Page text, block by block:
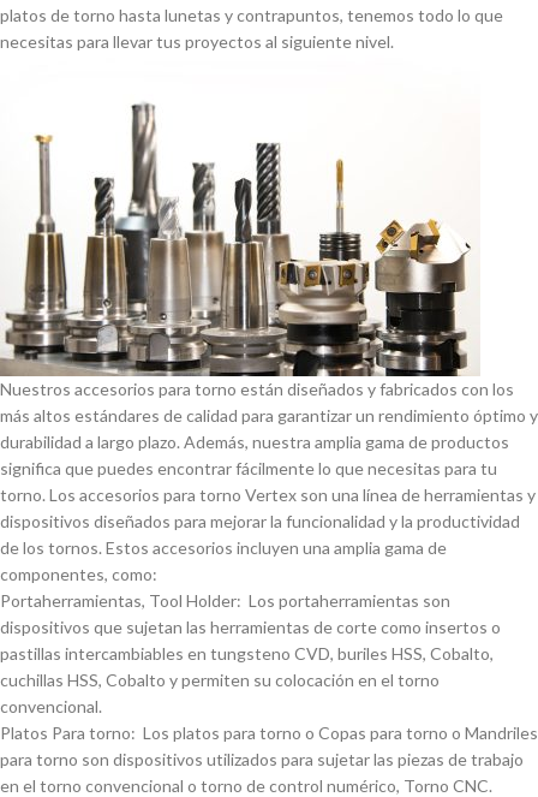
platos de torno hasta lunetas y contrapuntos, tenemos todo lo que
necesitas para llevar tus proyectos al siguiente nivel.
Nuestros accesorios para torno están diseñados y fabricados con los
más altos estándares de calidad para garantizar un rendimiento óptimo y
durabilidad a largo plazo. Además, nuestra amplia gama de productos
significa que puedes encontrar fácilmente lo que necesitas para tu
torno. Los accesorios para torno Vertex son una lí­nea de herramientas y
dispositivos diseñados para mejorar la funcionalidad y la productividad
de los tornos. Estos accesorios incluyen una amplia gama de
componentes, como:
Portaherramientas, Tool Holder: Los portaherramientas son
dispositivos que sujetan las herramientas de corte como insertos o
pastillas intercambiables en tungsteno CVD, buriles HSS, Cobalto,
cuchillas HSS, Cobalto y permiten su colocación en el torno
convencional.
Platos Para torno: Los platos para torno o Copas para torno o Mandriles
para torno son dispositivos utilizados para sujetar las piezas de trabajo
en el torno convencional o torno de control numérico, Torno CNC.